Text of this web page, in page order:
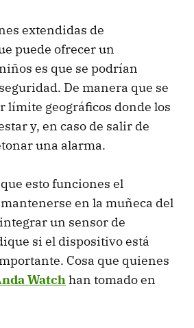
extendidas de
puede ofrecer un
es que se podrían
De manera que se
límite geográficos donde los
y, en caso de salir de
una alarma.
esto funciones el
en la muñeca del
un sensor de
si el dispositivo está
Cosa que quienes
Watch han tomado en